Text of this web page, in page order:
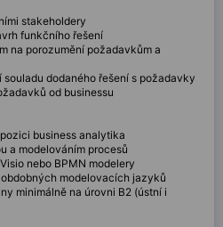
stakeholdery
funkčního řešení
na porozumění požadavkům a
dodaného řešení s požadavky
od businessu
business analytika
a modelováním procesů
nebo BPMN modelery
modelovacích jazyků
minimálně na úrovni B2 (ústní i